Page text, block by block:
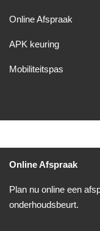
Online Afspraak
APK keuring
Mobiliteitspas
Online Afspraak
Plan nu online een
onderhoudsbeurt.